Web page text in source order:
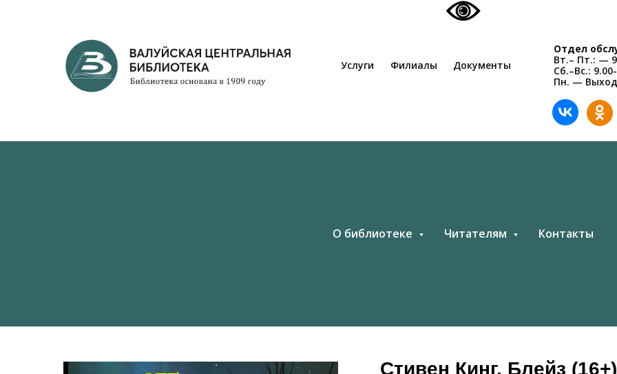
Услуги Филиалы Документы
Отдел
Вт.– Пт.: —
Сб.–Вс.:
Пн. —
О библиотеке Читателям Контакты
Стивен Кинг. Блейз (16+)